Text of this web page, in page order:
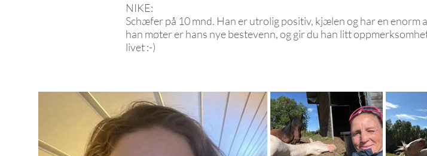
NIKE:
Schæfer på 10 mnd. Han er utrolig positiv, kjælen og har en enorm
han møter er hans nye bestevenn, og gir du han litt
livet :-)